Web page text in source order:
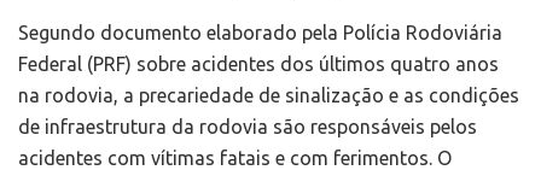
Segundo documento elaborado pela Polícia Rodoviária
Federal (PRF) sobre acidentes dos últimos quatro anos
na rodovia, a precariedade de sinalização e as condições
de infraestrutura da rodovia são responsáveis pelos
acidentes com vítimas fatais e com ferimentos. O